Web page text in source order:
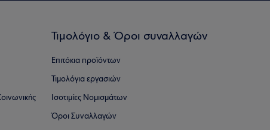
Τιμολόγιο & Όροι συναλλαγών
Επιτόκια προϊόντων
Τιμολόγια εργασιών
Ισοτιμίες Νομισμάτων
Όροι Συναλλαγών